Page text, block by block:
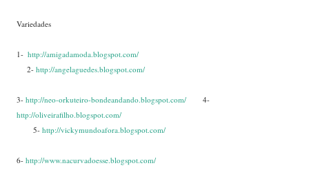
Variedades
1- http://amigadamoda.blogspot.com/
2- http://angelaguedes.blogspot.com/
3- http://neo-orkuteiro-bondeandando.blogspot.com/
4-
http://oliveirafilho.blogspot.com/
5- http://vickymundoafora.blogspot.com/
6- http://www.nacurvadoesse.blogspot.com/